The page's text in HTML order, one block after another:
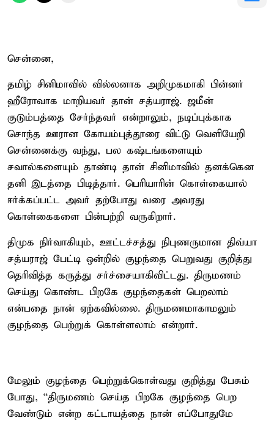
சென்னை,
தமிழ் சினிமாவில் வில்லனாக அறிமுகமாகி பின்னர்
ஹீரோவாக மாறியவர் தான் சத்யராஜ். ஜமீன்
குடும்பத்தை சேர்ந்தவர் என்றாலும், நடிப்புக்காக
சொந்த ஊரான கோயம்புத்தூரை விட்டு வெளியேறி
சென்னைக்கு வந்து, பல கஷ்டங்களையும்
சவால்களையும் தாண்டி தான் சினிமாவில் தனக்கென
தனி இடத்தை பிடித்தார். பெரியாரின் கொள்கையால்
ஈர்க்கப்பட்ட அவர் தற்போது வரை அவரது
கொள்கைகளை பின்பற்றி வருகிறார்.
திமுக நிர்வாகியும், ஊட்டச்சத்து நிபுணருமான திவ்யா
சத்யராஜ் பேட்டி ஒன்றில் குழந்தை பெறுவது குறித்து
தெரிவித்த கருத்து சர்ச்சையாகிவிட்டது. திருமணம்
செய்து கொண்ட பிறகே குழந்தைகள் பெறலாம்
என்பதை நான் ஏற்கவில்லை. திருமணமாகாமலும்
குழந்தை பெற்றுக் கொள்ளலாம் என்றார்.
மேலும் குழந்தை பெற்றுக்கொள்வது குறித்து பேசும்
போது, “திருமணம் செய்த பிறகே குழந்தை பெற
வேண்டும் என்ற கட்டாயத்தை நான் எப்போதுமே